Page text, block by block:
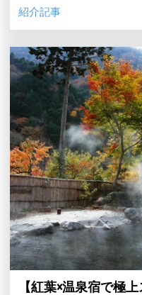
紹介記事
【紅葉×温泉宿で極